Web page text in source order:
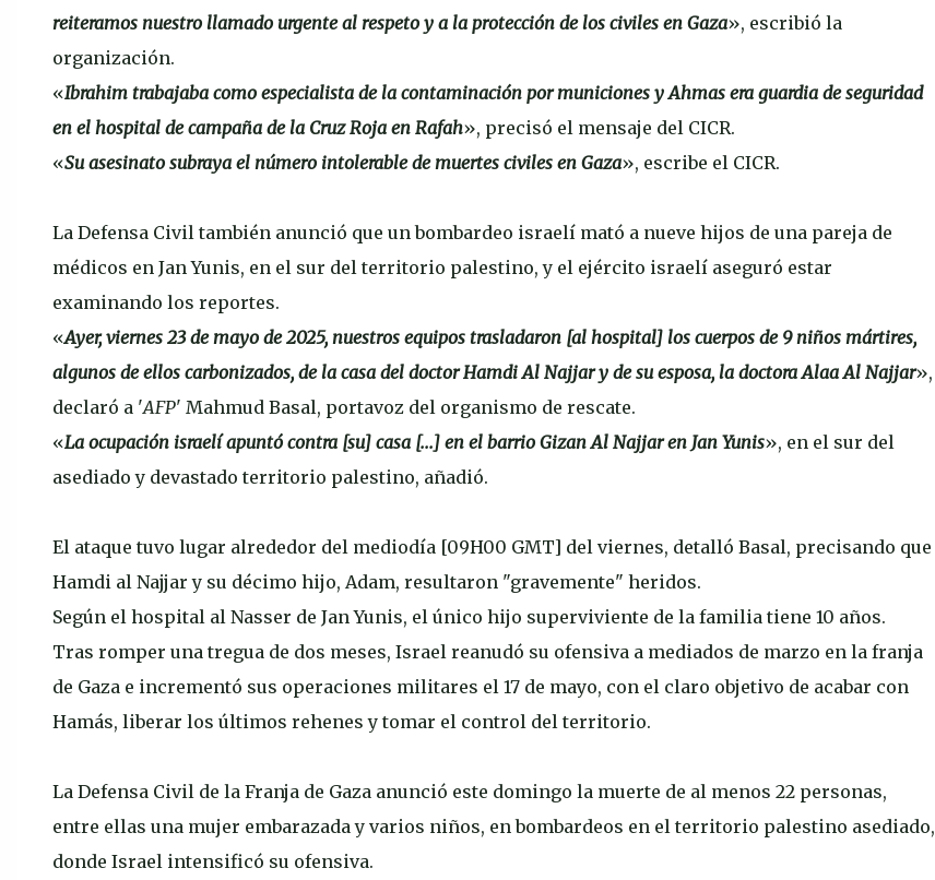
reiteramos nuestro llamado urgente al respeto y a la protección de los civiles en Gaza», escribió la
organización.
«Ibrahim trabajaba como especialista de la contaminación por municiones y Ahmas era guardia de seguridad
en el hospital de campaña de la Cruz Roja en Rafah», precisó el mensaje del CICR.
«Su asesinato subraya el número intolerable de muertes civiles en Gaza», escribe el CICR.
La Defensa Civil también anunció que un bombardeo israelí mató a nueve hijos de una pareja de
médicos en Jan Yunis, en el sur del territorio palestino, y el ejército israelí aseguró estar
examinando los reportes.
«Ayer, viernes 23 de mayo de 2025, nuestros equipos trasladaron [al hospital] los cuerpos de 9 niños mártires,
algunos de ellos carbonizados, de la casa del doctor Hamdi Al Najjar y de su esposa, la doctora Alaa Al Najjar»,
declaró a 'AFP' Mahmud Basal, portavoz del organismo de rescate.
«La ocupación israelí apuntó contra [su] casa [...] en el barrio Gizan Al Najjar en Jan Yunis», en el sur del
asediado y devastado territorio palestino, añadió.
El ataque tuvo lugar alrededor del mediodía [09H00 GMT] del viernes, detalló Basal, precisando que
Hamdi al Najjar y su décimo hijo, Adam, resultaron "gravemente" heridos.
Según el hospital al Nasser de Jan Yunis, el único hijo superviviente de la familia tiene 10 años.
Tras romper una tregua de dos meses, Israel reanudó su ofensiva a mediados de marzo en la franja
de Gaza e incrementó sus operaciones militares el 17 de mayo, con el claro objetivo de acabar con
Hamás, liberar los últimos rehenes y tomar el control del territorio.
La Defensa Civil de la Franja de Gaza anunció este domingo la muerte de al menos 22 personas,
entre ellas una mujer embarazada y varios niños, en bombardeos en el territorio palestino asediado,
donde Israel intensificó su ofensiva.